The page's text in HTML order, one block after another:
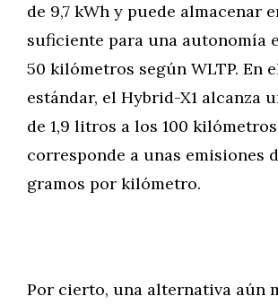
de 9,7 kWh y puede almacenar
suficiente para una autonomía
50 kilómetros según WLTP. En
estándar, el Hybrid-X1 alcanza
de 1,9 litros a los 100
corresponde a unas emisiones
gramos por kilómetro.
Por cierto, una alternativa aún